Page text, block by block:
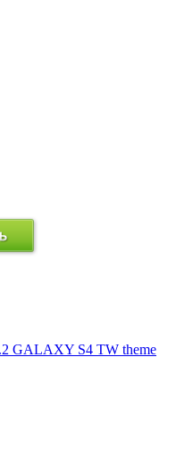
GALAXY S4 TW theme